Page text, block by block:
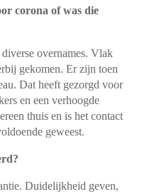
corona of was die
overnames. Vlak
gekomen. Er zijn toen
Dat heeft gezorgd voor
en een verhoogde
thuis en is het contact
geweest.
Duidelijkheid geven,